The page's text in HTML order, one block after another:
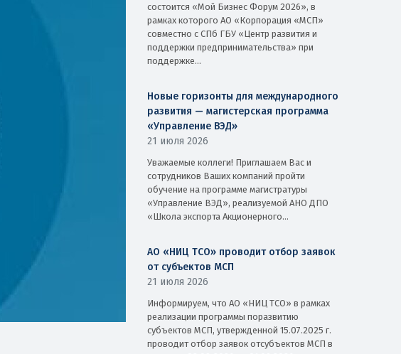
состоится «Мой Бизнес Форум 2026», в
рамках которого АО «Корпорация «МСП»
совместно с СПб ГБУ «Центр развития и
поддержки предпринимательства» при
поддержке...
Новые горизонты для международного
развития — магистерская программа
«Управление ВЭД»
21 июля 2026
Уважаемые коллеги! Приглашаем Вас и
сотрудников Ваших компаний пройти
обучение на программе магистратуры
«Управление ВЭД», реализуемой АНО ДПО
«Школа экспорта Акционерного...
АО «НИЦ ТСО» проводит отбор заявок
от субъектов МСП
21 июля 2026
Информируем, что АО «НИЦ ТСО» в рамках
реализации программы поразвитию
субъектов МСП, утвержденной 15.07.2025 г.
проводит отбор заявок отсубъектов МСП в